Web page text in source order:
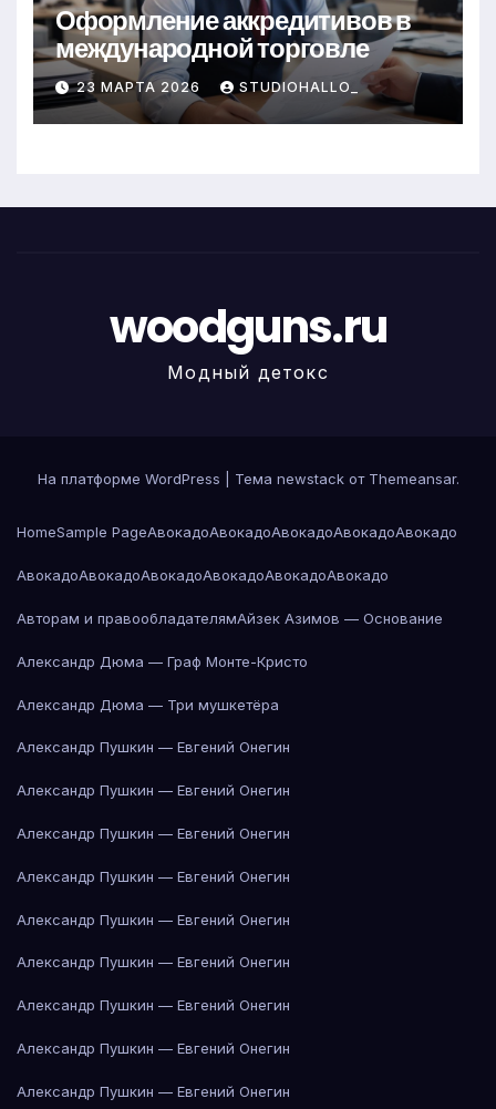
Оформление аккредитивов в
международной торговле
23 МАРТА 2026 STUDIOHALLO_
woodguns.ru
Модный детокс
На платформе WordPress Тема newstack от Themeansar.
HomeSample PageАвокадоАвокадоАвокадоАвокадоАвокадо
АвокадоАвокадоАвокадоАвокадоАвокадоАвокадо
Авторам и правообладателямАйзек Азимов — Основание
Александр Дюма — Граф Монте-Кристо
Александр Дюма — Три мушкетёра
Александр Пушкин — Евгений Онегин
Александр Пушкин — Евгений Онегин
Александр Пушкин — Евгений Онегин
Александр Пушкин — Евгений Онегин
Александр Пушкин — Евгений Онегин
Александр Пушкин — Евгений Онегин
Александр Пушкин — Евгений Онегин
Александр Пушкин — Евгений Онегин
Александр Пушкин — Евгений Онегин